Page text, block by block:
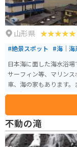
山形県
#絶景スポット #海｜海
日本海に面した海水浴場
サーフィン等、マリン
車、海の家もあります
り、温泉も楽しむこと
り、子供から大人まで楽
不動の滝